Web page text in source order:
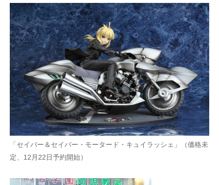
「セイバー＆セイバー・モータード・キュイラッシェ」（価格未
定、12月22日予約開始）